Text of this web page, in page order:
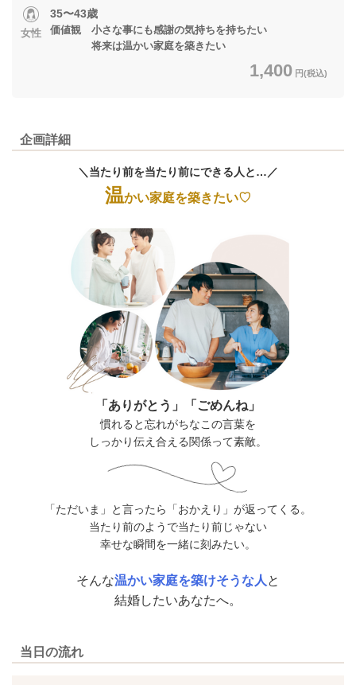
女性
35〜43歳
価値観 小さな事にも感謝の気持ちを持ちたい
将来は温かい家庭を築きたい
1,400 円(税込)
企画詳細
＼当たり前を当たり前にできる人と…／
温かい家庭を築きたい♡
「ありがとう」「ごめんね」
慣れると忘れがちなこの言葉を
しっかり伝え合える関係って素敵。
「ただいま」と言ったら「おかえり」が返ってくる。
当たり前のようで当たり前じゃない
幸せな瞬間を一緒に刻みたい。
そんな温かい家庭を築けそうな人 と
結婚したいあなたへ。
当日の流れ